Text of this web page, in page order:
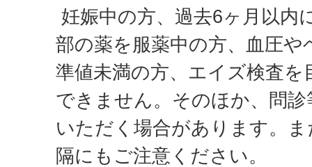
妊娠中の方、過去6ヶ月以内
部の薬を服薬中の方、血圧
準値未満の方、エイズ検査
できません。そのほか、問
いただく場合があります。
隔にもご注意ください。